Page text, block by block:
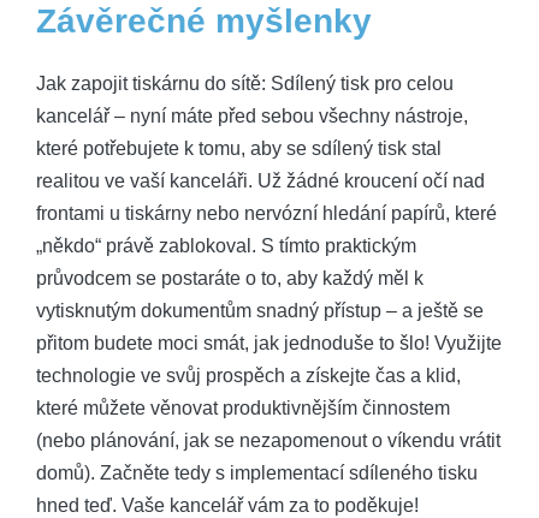
Závěrečné myšlenky
Jak zapojit tiskárnu do sítě: Sdílený tisk pro celou
kancelář – nyní máte před sebou všechny nástroje,
které potřebujete k tomu, aby se sdílený tisk stal
realitou ve vaší kanceláři. Už žádné kroucení očí nad
frontami u tiskárny nebo nervózní hledání papírů, které
„někdo“ právě zablokoval. S tímto praktickým
průvodcem se postaráte o to, aby každý měl k
vytisknutým dokumentům snadný přístup – a ještě se
přitom budete moci smát, jak jednoduše to šlo! Využijte
technologie ve svůj prospěch a získejte čas a klid,
které můžete věnovat produktivnějším činnostem
(nebo plánování, jak se nezapomenout o víkendu vrátit
domů). Začněte tedy s implementací sdíleného tisku
hned teď. Vaše kancelář vám za to poděkuje!